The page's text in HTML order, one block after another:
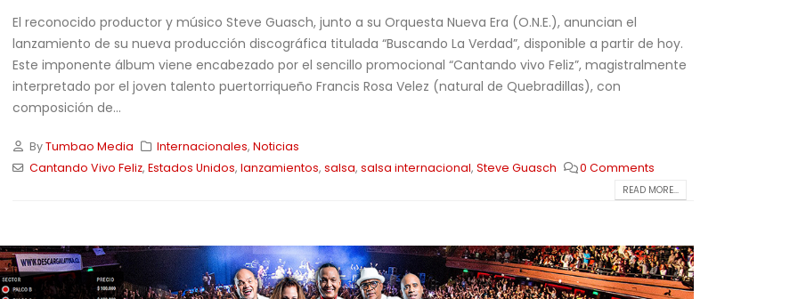
El reconocido productor y músico Steve Guasch, junto a su Orquesta Nueva Era (O.N.E.), anuncian el
lanzamiento de su nueva producción discográfica titulada “Buscando La Verdad”, disponible a partir de hoy.
Este imponente álbum viene encabezado por el sencillo promocional “Cantando vivo Feliz”, magistralmente
interpretado por el joven talento puertorriqueño Francis Rosa Velez (natural de Quebradillas), con
composición de...
ByTumbao Media Internacionales,Noticias
Cantando Vivo Feliz, Estados Unidos, lanzamientos, salsa, salsa internacional, Steve Guasch 0 Comments
READ MORE...